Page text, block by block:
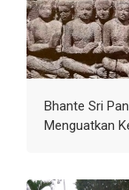
Bhante Sri
Menguatkan